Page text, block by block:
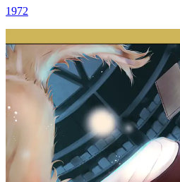
1972